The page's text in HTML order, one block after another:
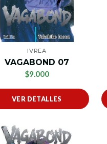
IVREA
VAGABOND 07
$9.000
VER DETALLES